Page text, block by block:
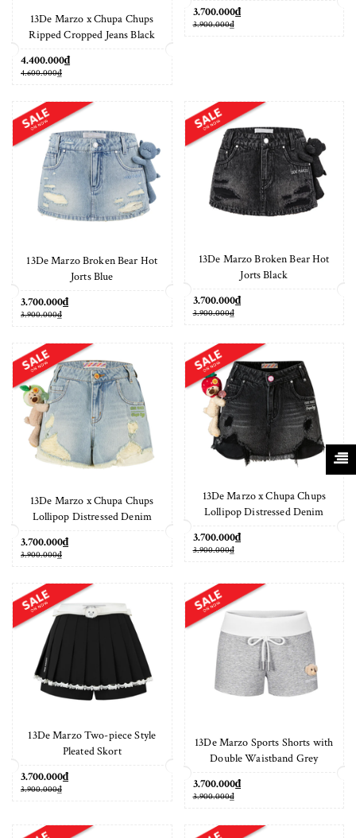
13De Marzo x Chupa Chups
Ripped Cropped Jeans Black
4.400.000₫
4.600.000₫
3.700.000₫
3.900.000₫
13De Marzo Broken Bear Hot
Jorts Blue
3.700.000₫
3.900.000₫
13De Marzo Broken Bear Hot
Jorts Black
3.700.000₫
3.900.000₫
13De Marzo x Chupa Chups
Lollipop Distressed Denim
3.700.000₫
3.900.000₫
13De Marzo x Chupa Chups
Lollipop Distressed Denim
3.700.000₫
3.900.000₫
13De Marzo Two-piece Style
Pleated Skort
3.700.000₫
3.900.000₫
13De Marzo Sports Shorts with
Double Waistband Grey
3.700.000₫
3.900.000₫